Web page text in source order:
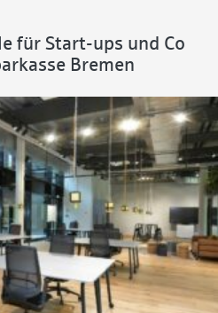
für Start-ups und Co
Bremen